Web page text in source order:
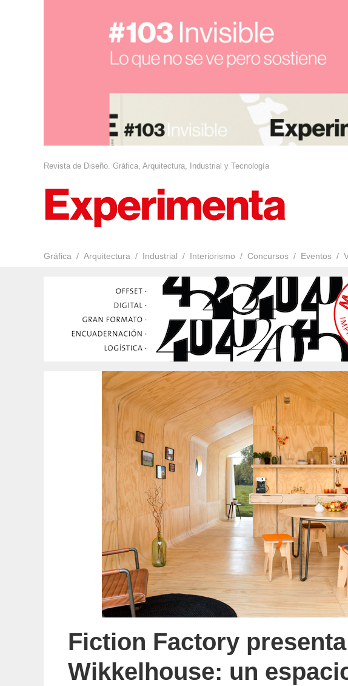
Revista de Diseño. Gráfica, Arquitectura, Industrial y Tecnología
Gráfica Arquitectura Industrial Interiorismo Concursos Eventos
Fiction Factory presenta
Wikkelhouse: un